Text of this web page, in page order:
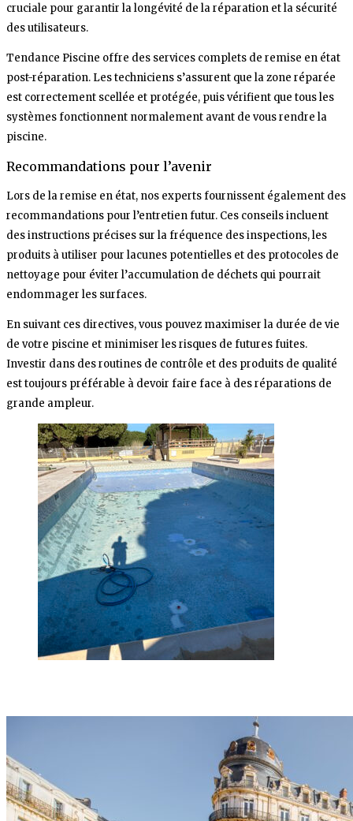
cruciale pour garantir la longévité de la réparation et la sécurité
des utilisateurs.
Tendance Piscine offre des services complets de remise en état
post-réparation. Les techniciens s’assurent que la zone réparée
est correctement scellée et protégée, puis vérifient que tous les
systèmes fonctionnent normalement avant de vous rendre la
piscine.
Recommandations pour l’avenir
Lors de la remise en état, nos experts fournissent également des
recommandations pour l’entretien futur. Ces conseils incluent
des instructions précises sur la fréquence des inspections, les
produits à utiliser pour lacunes potentielles et des protocoles de
nettoyage pour éviter l’accumulation de déchets qui pourrait
endommager les surfaces.
En suivant ces directives, vous pouvez maximiser la durée de vie
de votre piscine et minimiser les risques de futures fuites.
Investir dans des routines de contrôle et des produits de qualité
est toujours préférable à devoir faire face à des réparations de
grande ampleur.